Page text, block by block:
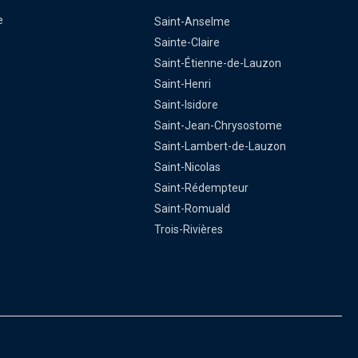
Saint-Anselme
Sainte-Claire
Saint-Étienne-de-Lauzon
Saint-Henri
Saint-Isidore
Saint-Jean-Chrysostome
Saint-Lambert-de-Lauzon
Saint-Nicolas
Saint-Rédempteur
Saint-Romuald
Trois-Rivières